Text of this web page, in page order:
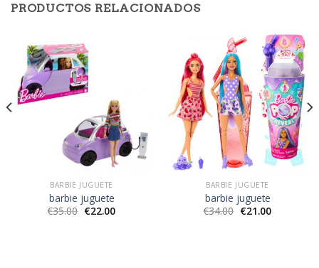
PRODUCTOS RELACIONADOS
BARBIE JUGUETE
barbie juguete
€35.00 €22.00
BARBIE JUGUETE
barbie juguete
€34.00 €21.00